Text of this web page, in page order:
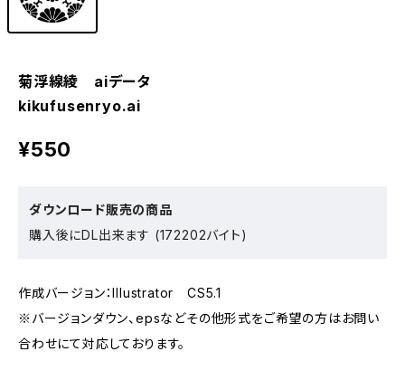
菊浮線綾 aiデータ
kikufusenryo.ai
¥550
ダウンロード販売の商品
購入後にDL出来ます (172202バイト)
作成バージョン：Illustrator CS5.1
※バージョンダウン、epsなどその他形式をご希望の方はお問い
合わせにて対応しております。